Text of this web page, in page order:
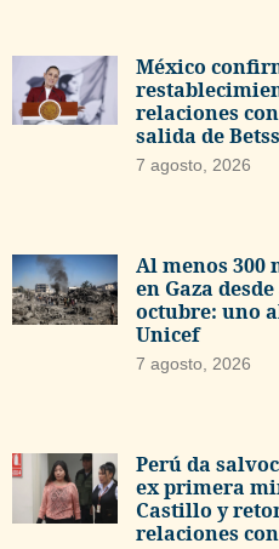
México
relaciones
salida de
7 agosto, 2026
Al menos 300
en Gaza
octubre: uno
Unicef
7 agosto, 2026
Perú da
ex primera
Castillo y
relaciones